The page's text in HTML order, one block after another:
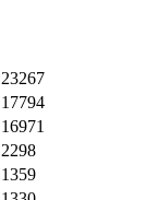
23267
17794
16971
2298
1359